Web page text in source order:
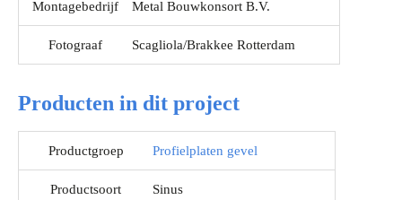
Montagebedrijf Metal Bouwkonsort B.V.
Fotograaf Scagliola/Brakkee Rotterdam
Producten in dit project
Productgroep Profielplaten gevel
Productsoort Sinus